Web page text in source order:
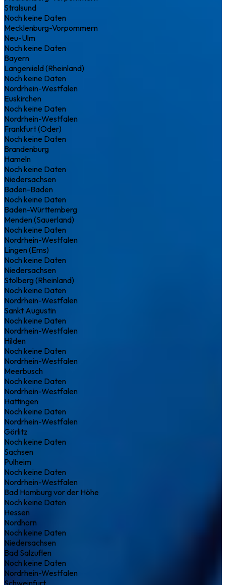
Stralsund
Noch keine Daten
Mecklenburg-Vorpommern
Neu-Ulm
Noch keine Daten
Bayern
Langeniield (Rheinland)
Noch keine Daten
Nordrhein-Westfalen
Euskirchen
Noch keine Daten
Nordrhein-Westfalen
Frankfurt (Oder)
Noch keine Daten
Brandenburg
Hameln
Noch keine Daten
Niedersachsen
Baden-Baden
Noch keine Daten
Baden-Württemberg
Menden (Sauerland)
Noch keine Daten
Nordrhein-Westfalen
Lingen (Ems)
Noch keine Daten
Niedersachsen
Stolberg (Rheinland)
Noch keine Daten
Nordrhein-Westfalen
Sankt Augustin
Noch keine Daten
Nordrhein-Westfalen
Hilden
Noch keine Daten
Nordrhein-Westfalen
Meerbusch
Noch keine Daten
Nordrhein-Westfalen
Hattingen
Noch keine Daten
Nordrhein-Westfalen
Görlitz
Noch keine Daten
Sachsen
Pulheim
Noch keine Daten
Nordrhein-Westfalen
Bad Homburg vor der Höhe
Noch keine Daten
Hessen
Nordhorn
Noch keine Daten
Niedersachsen
Bad Salzuflen
Noch keine Daten
Nordrhein-Westfalen
Schweinfurt